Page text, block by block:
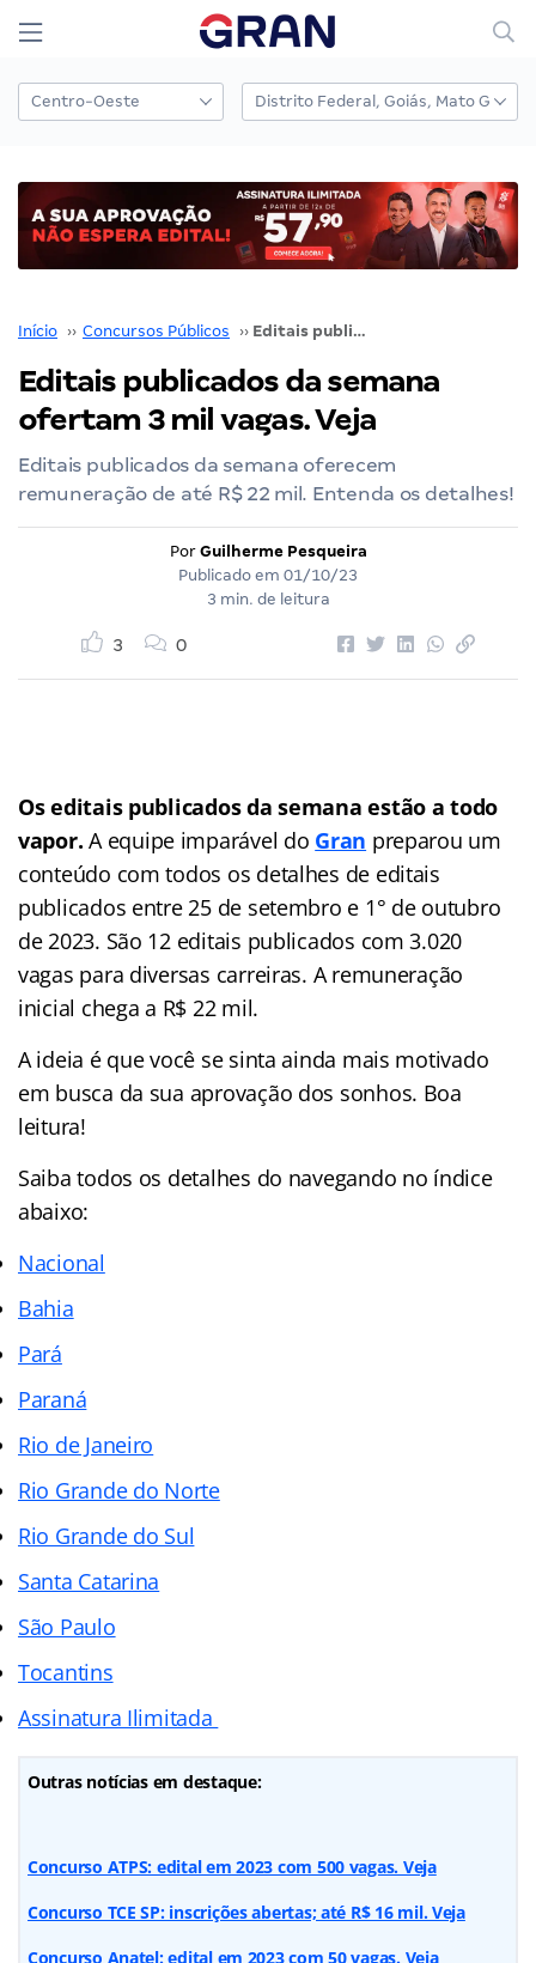
Início ›› Concursos Públicos ›› Editais publicados da semana ofertam 3 mil vagas. Veja
Editais publicados da semana
ofertam 3 mil vagas. Veja
Editais publicados da semana oferecem
remuneração de até R$ 22 mil. Entenda os detalhes!
Por Guilherme Pesqueira
Publicado em 01/10/23
3 min. de leitura
3 0
Os editais publicados da semana estão a todo
vapor. A equipe imparável do Gran preparou um
conteúdo com todos os detalhes de editais
publicados entre 25 de setembro e 1° de outubro
de 2023. São 12 editais publicados com 3.020
vagas para diversas carreiras. A remuneração
inicial chega a R$ 22 mil.
A ideia é que você se sinta ainda mais motivado
em busca da sua aprovação dos sonhos. Boa
leitura!
Saiba todos os detalhes do navegando no índice
abaixo:
Nacional
Bahia
Pará
Paraná
Rio de Janeiro
Rio Grande do Norte
Rio Grande do Sul
Santa Catarina
São Paulo
Tocantins
Assinatura Ilimitada
Outras notícias em destaque:
Concurso ATPS: edital em 2023 com 500 vagas. Veja
Concurso TCE SP: inscrições abertas; até R$ 16 mil. Veja
Concurso Anatel: edital em 2023 com 50 vagas. Veja